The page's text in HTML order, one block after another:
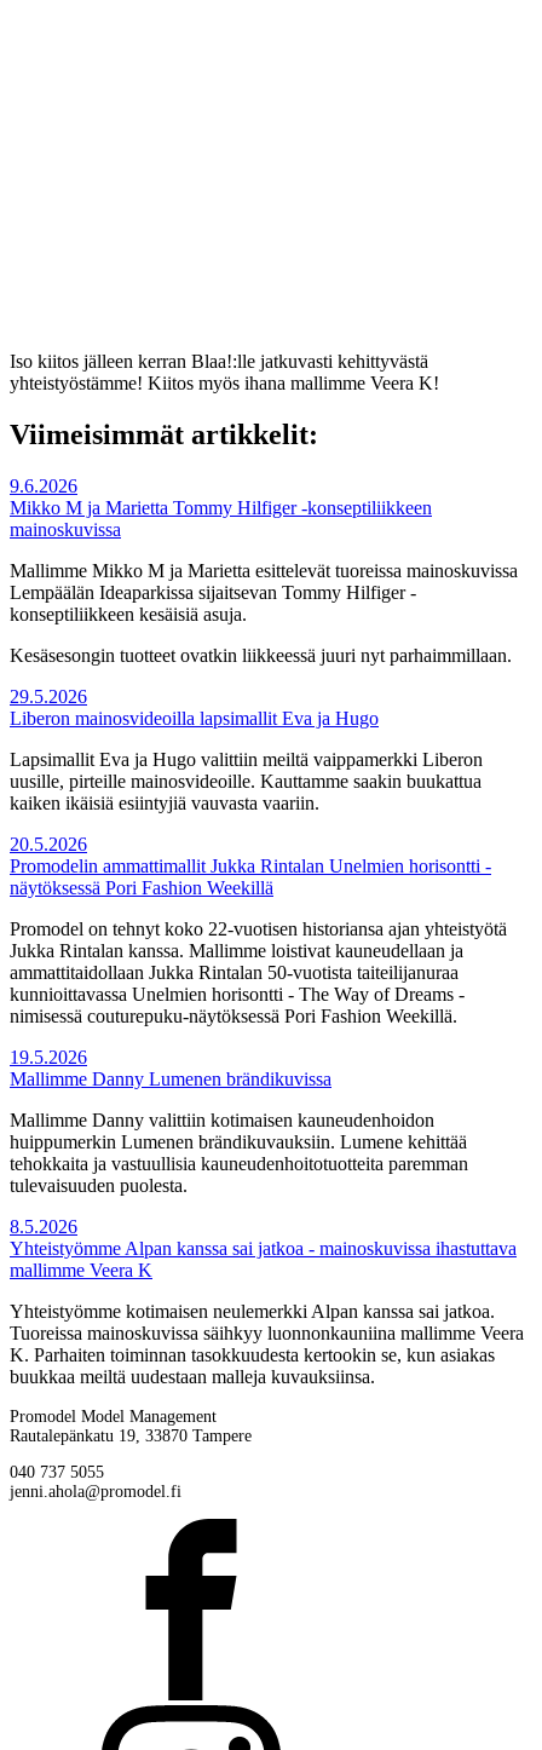
Iso kiitos jälleen kerran Blaa!:lle jatkuvasti kehittyvästä
yhteistyöstämme! Kiitos myös ihana mallimme Veera K!
Viimeisimmät artikkelit:
9.6.2026
Mikko M ja Marietta Tommy Hilfiger -konseptiliikkeen
mainoskuvissa
Mallimme Mikko M ja Marietta esittelevät tuoreissa mainoskuvissa
Lempäälän Ideaparkissa sijaitsevan Tommy Hilfiger -
konseptiliikkeen kesäisiä asuja.
Kesäsesongin tuotteet ovatkin liikkeessä juuri nyt parhaimmillaan.
29.5.2026
Liberon mainosvideoilla lapsimallit Eva ja Hugo
Lapsimallit Eva ja Hugo valittiin meiltä vaippamerkki Liberon
uusille, pirteille mainosvideoille. Kauttamme saakin buukattua
kaiken ikäisiä esiintyjiä vauvasta vaariin.
20.5.2026
Promodelin ammattimallit Jukka Rintalan Unelmien horisontti -
näytöksessä Pori Fashion Weekillä
Promodel on tehnyt koko 22-vuotisen historiansa ajan yhteistyötä
Jukka Rintalan kanssa. Mallimme loistivat kauneudellaan ja
ammattitaidollaan Jukka Rintalan 50-vuotista taiteilijanuraa
kunnioittavassa Unelmien horisontti - The Way of Dreams -
nimisessä couturepuku-näytöksessä Pori Fashion Weekillä.
19.5.2026
Mallimme Danny Lumenen brändikuvissa
Mallimme Danny valittiin kotimaisen kauneudenhoidon
huippumerkin Lumenen brändikuvauksiin. Lumene kehittää
tehokkaita ja vastuullisia kauneudenhoitotuotteita paremman
tulevaisuuden puolesta.
8.5.2026
Yhteistyömme Alpan kanssa sai jatkoa - mainoskuvissa ihastuttava
mallimme Veera K
Yhteistyömme kotimaisen neulemerkki Alpan kanssa sai jatkoa.
Tuoreissa mainoskuvissa säihkyy luonnonkauniina mallimme Veera
K. Parhaiten toiminnan tasokkuudesta kertookin se, kun asiakas
buukkaa meiltä uudestaan malleja kuvauksiinsa.
Promodel Model Management
Rautalepänkatu 19, 33870 Tampere
040 737 5055
jenni.ahola@promodel.fi